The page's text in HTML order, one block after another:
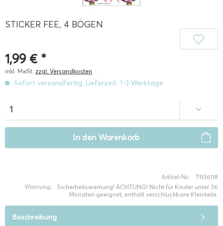
STICKER FEE, 4 BÖGEN
1,99 € *
inkl. MwSt. zzgl. Versandkosten
Sofort versandfertig, Lieferzeit: 1-3 Werktage
In den Warenkorb
Artikel-Nr.:
T1136118
Warnung:
Sicherheitswarnung! ACHTUNG! Nicht für Kinder unter 36
Monaten geeignet, enthält verschluckbare Kleinteile.
Beschreibung